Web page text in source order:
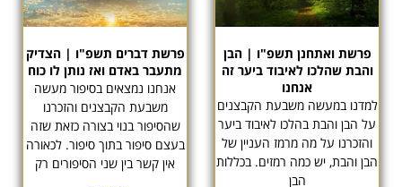
פרשת ואתחנן תשפ"ו | הבן
והבת שהלכו לאיבוד ביער זה
אנחנו
למדנו במעשה משבעת הקבצנים
על הבן והבת בהלכו לאיבוד ביער
והזכרנו על מה מרמז העניין של
הבן והבת, יש כמה רמזים. בכללות
הבן
פרשת דברים תשפ"ו | הצדיק
מתעבר באדם ואז נותן לו כוח
אנחנו נמצאים בסיפור מעשה
משבעת הקבצנים והזכרנו
שהסיפור בנוי בצורה כזאת שזה
בעצם סיפור בתוך סיפור. לכאורה
אין קשר בין שני הסיפורים רק